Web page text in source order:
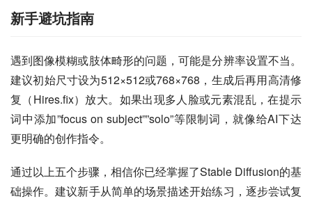
新手避坑指南
遇到图像模糊或肢体畸形的问题，可能是分辨率设置不当。
建议初始尺寸设为512×512或768×768，生成后再用高清修
复（Hires.fix）放大。如果出现多人脸或元素混乱，在提示
词中添加”focus on subject””solo”等限制词，就像给AI下达
更明确的创作指令。
通过以上五个步骤，相信你已经掌握了Stable Diffusion的基
础操作。建议新手从简单的场景描述开始练习，逐步尝试复